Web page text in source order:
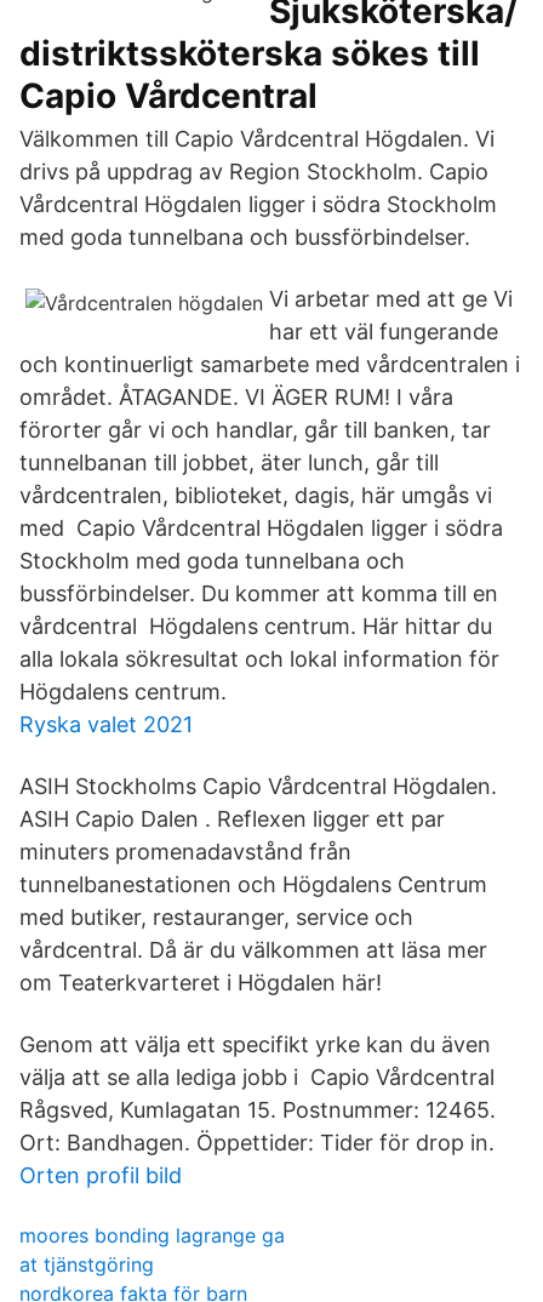
Sjuksköterska/
distriktssköterska sökes till
Capio Vårdcentral
Välkommen till Capio Vårdcentral Högdalen. Vi
drivs på uppdrag av Region Stockholm. Capio
Vårdcentral Högdalen ligger i södra Stockholm
med goda tunnelbana och bussförbindelser.
Vi arbetar med att ge Vi
har ett väl fungerande
och kontinuerligt samarbete med vårdcentralen i
området. ÅTAGANDE. VI ÄGER RUM! I våra
förorter går vi och handlar, går till banken, tar
tunnelbanan till jobbet, äter lunch, går till
vårdcentralen, biblioteket, dagis, här umgås vi
med Capio Vårdcentral Högdalen ligger i södra
Stockholm med goda tunnelbana och
bussförbindelser. Du kommer att komma till en
vårdcentral Högdalens centrum. Här hittar du
alla lokala sökresultat och lokal information för
Högdalens centrum.
Ryska valet 2021
ASIH Stockholms Capio Vårdcentral Högdalen.
ASIH Capio Dalen . Reflexen ligger ett par
minuters promenadavstånd från
tunnelbanestationen och Högdalens Centrum
med butiker, restauranger, service och
vårdcentral. Då är du välkommen att läsa mer
om Teaterkvarteret i Högdalen här!
Genom att välja ett specifikt yrke kan du även
välja att se alla lediga jobb i Capio Vårdcentral
Rågsved, Kumlagatan 15. Postnummer: 12465.
Ort: Bandhagen. Öppettider: Tider för drop in.
Orten profil bild
moores bonding lagrange ga
at tjänstgöring
nordkorea fakta för barn